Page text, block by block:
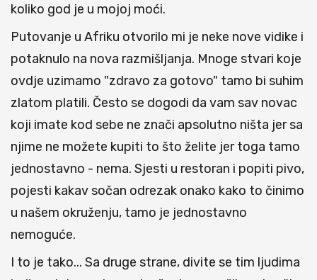
koliko god je u mojoj moći.
Putovanje u Afriku otvorilo mi je neke nove vidike i
potaknulo na nova razmišljanja. Mnoge stvari koje
ovdje uzimamo "zdravo za gotovo" tamo bi suhim
zlatom platili. Često se dogodi da vam sav novac
koji imate kod sebe ne znači apsolutno ništa jer sa
njime ne možete kupiti to što želite jer toga tamo
jednostavno - nema. Sjesti u restoran i popiti pivo,
pojesti kakav sočan odrezak onako kako to činimo
u našem okruženju, tamo je jednostavno
nemoguće.
I to je tako... Sa druge strane, divite se tim ljudima